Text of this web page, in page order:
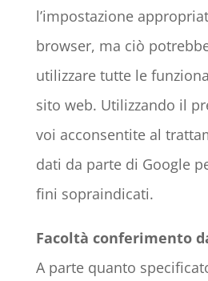
l’impostazione
browser, ma ciò
utilizzare tutte le
sito web. Utilizzando il
voi acconsentite al
dati da parte di Google
fini sopraindicati.
Facoltà conferimento
A parte quanto